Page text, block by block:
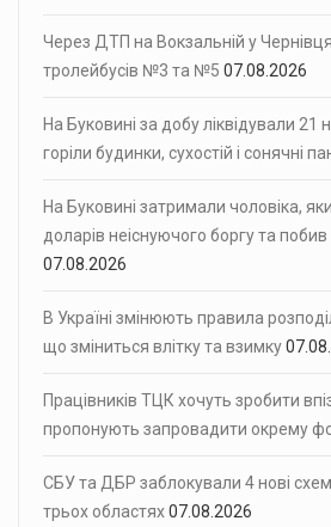
Через ДТП на Вокзальній у
тролейбусів №3 та №5 07.08.2026
На Буковині за добу ліквідували 21
горіли будинки, сухостій і сонячні
На Буковині затримали чоловіка,
доларів неіснуючого боргу та побив
07.08.2026
В Україні змінюють правила
що зміниться влітку та взимку
Працівників ТЦК хочуть зробити
пропонують запровадити окрему
СБУ та ДБР заблокували 4 нові
трьох областях07.08.2026